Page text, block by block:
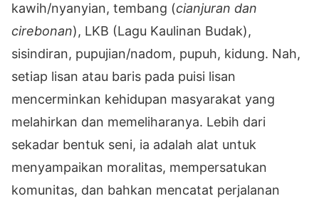
kawih/nyanyian, tembang (cianjuran dan
cirebonan), LKB (Lagu Kaulinan Budak),
sisindiran, pupujian/nadom, pupuh, kidung. Nah,
setiap lisan atau baris pada puisi lisan
mencerminkan kehidupan masyarakat yang
melahirkan dan memeliharanya. Lebih dari
sekadar bentuk seni, ia adalah alat untuk
menyampaikan moralitas, mempersatukan
komunitas, dan bahkan mencatat perjalanan